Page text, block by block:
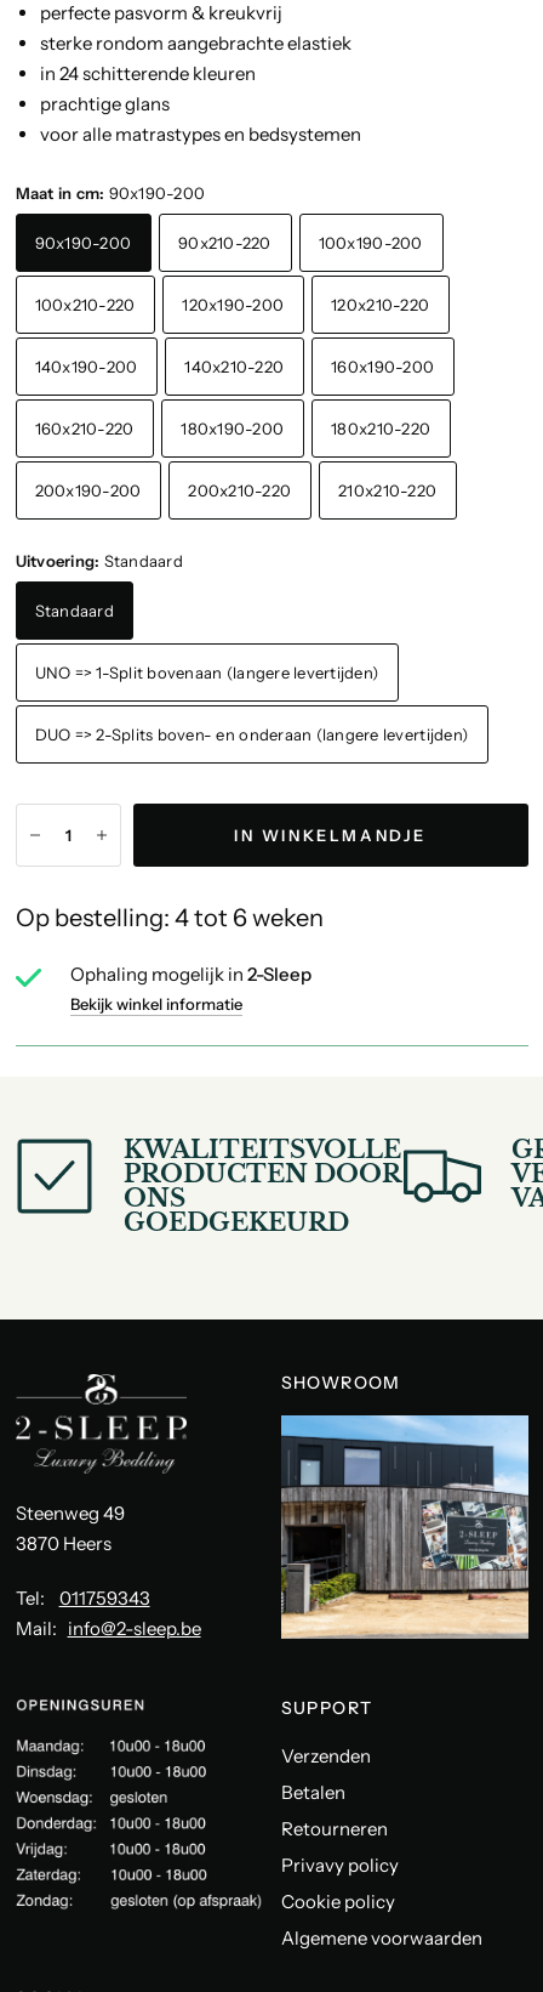
perfecte pasvorm & kreukvrij
sterke rondom aangebrachte elastiek
in 24 schitterende kleuren
prachtige glans
voor alle matrastypes en bedsystemen
Maat in cm: 90x190-200
90x190-200 90x210-220 100x190-200
100x210-220 120x190-200 120x210-220
140x190-200 140x210-220 160x190-200
160x210-220 180x190-200 180x210-220
200x190-200 200x210-220 210x210-220
Uitvoering: Standaard
Standaard
UNO => 1-Split bovenaan (langere levertijden)
DUO => 2-Splits boven- en onderaan (langere levertijden)
IN WINKELMANDJE
Op bestelling: 4 tot 6 weken
Ophaling mogelijk in 2-Sleep
Bekijk winkel informatie
KWALITEITSVOLLE
PRODUCTEN DOOR
ONS
GOEDGEKEURD
Steenweg 49
3870 Heers
Tel: 011759343
Mail: info@2-sleep.be
SHOWROOM
SUPPORT
Verzenden
Betalen
Retourneren
Privavy policy
Cookie policy
Algemene voorwaarden